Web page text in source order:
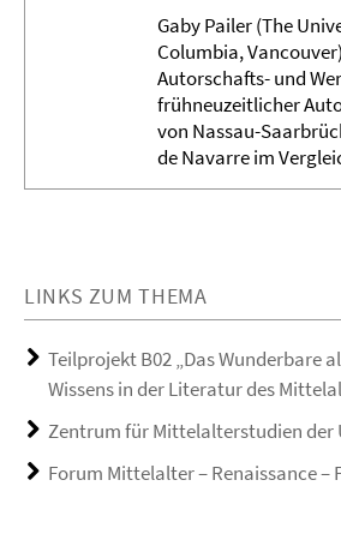
Gaby Pailer (The
Columbia,
Autorschafts- und
frühneuzeitlicher
von Nassau-
de Navarre im
LINKS ZUM THEMA
Teilprojekt B02 „Das Wunderbare
Wissens in der Literatur des
Zentrum für Mittelalterstudien
Forum Mittelalter – Renaissance –